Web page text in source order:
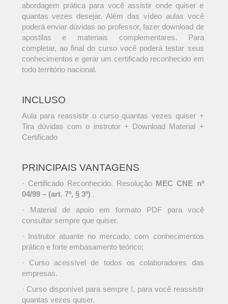
abordagem prática para você assistir onde quiser e
quantas vezes desejar. Além das vídeo aulas você
poderá enviar dúvidas ao professor, fazer download de
apostilas e materiais complementares. Para
completar, ao final do curso você poderá testar seus
conhecimentos e gerar um certificado reconhecido em
todo território nacional.
INCLUSO
Aula para reassistir o curso quantas vezes quiser +
Tira dúvidas com o instrutor + Download Material +
Certificado
PRINCIPAIS VANTAGENS
· Certificado Reconhecido. Resolução MEC CNE nº
04/99 – (art. 7º, § 3º) .
· Material de apoio em formato PDF para você
consultar sempre que quiser.
· Instrutor atuante no mercado, com conhecimentos
prático e forte embasamento teórico;
· Curso acessível de todos os colaboradores das
empresas.
· Curso disponível para sempre !, para você reassistir
quantas vezes quiser.